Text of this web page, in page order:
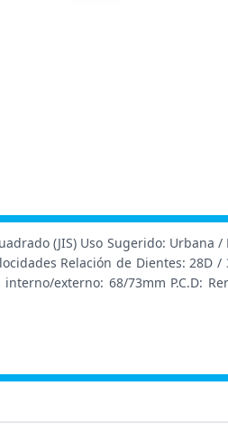
(JIS) Uso Sugerido:
Relación de Dientes:
externo: 68/73mm P.C.D: